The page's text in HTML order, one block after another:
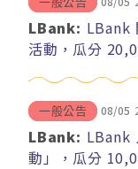
LBank: LBank
活動，瓜分
一般公告 08/05
LBank: LBank
動」，瓜分